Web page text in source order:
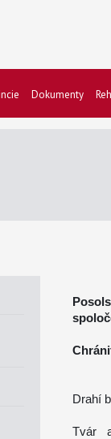
Dokumenty
Drahí
Tvár